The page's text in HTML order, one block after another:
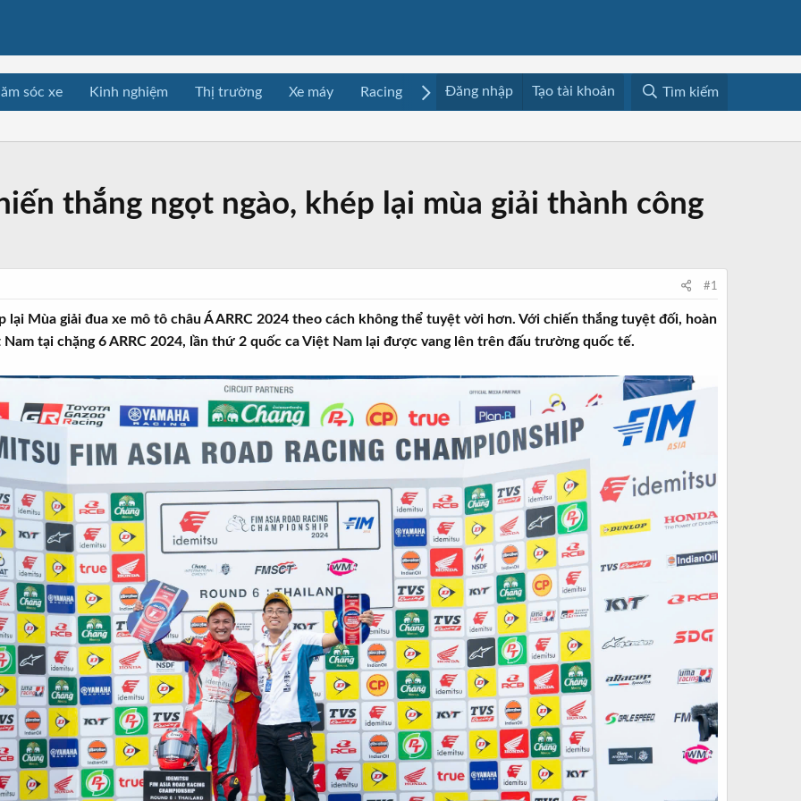
sóc xe Kinh nghiệm Thị trường Xe máy Racing Mua bán Media Resources
Đăng nhập Tạo tài khoản Tìm kiếm
thắng ngọt ngào, khép lại mùa giải thành công
#1
lại Mùa giải đua xe mô tô châu Á ARRC 2024 theo cách không thể tuyệt vời hơn. Với chiến thắng tuyệt đối, hoàn
tại chặng 6 ARRC 2024, lần thứ 2 quốc ca Việt Nam lại được vang lên trên đấu trường quốc tế.